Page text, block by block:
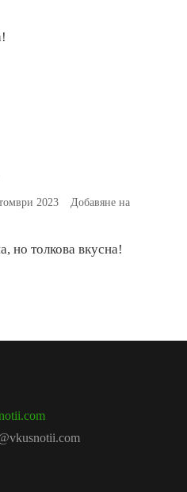
2023
Добавяне на
но толкова вкусна!